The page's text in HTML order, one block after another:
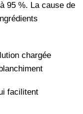
95 %. La cause de
chargée
facilitent